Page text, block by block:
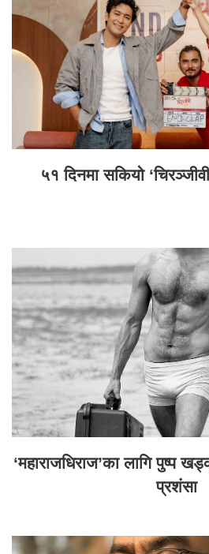
५१ दिनमा सकियो
‘महाराजधिराज’का लागि पुष्प
प्रशंसा